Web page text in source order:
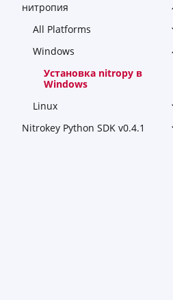
нитропия
All Platforms
Windows
Установка nitropy в
Windows
Linux
Nitrokey Python SDK v0.4.1